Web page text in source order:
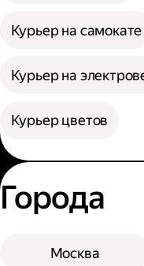
Курьер на самокате
Курьер на
Курьер цветов
Города
Москва